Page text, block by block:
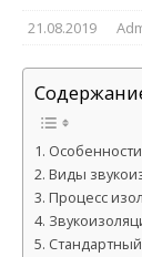
21.08.2019
Виды
Процесс